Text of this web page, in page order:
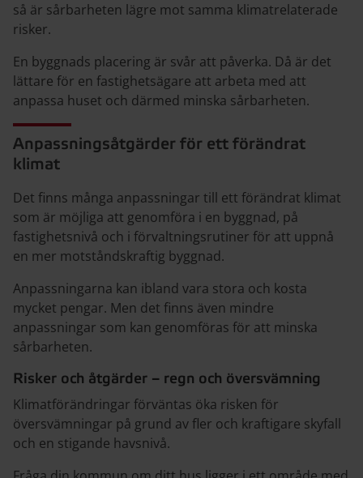
så är sårbarheten lägre mot samma klimatrelaterade
risker.
En byggnads placering är svår att påverka. Då är det
lättare för en fastighetsägare att arbeta med att
anpassa huset och därmed minska sårbarheten.
Anpassningsåtgärder för ett förändrat
klimat
Det finns många anpassningar till ett förändrat klimat
som är möjliga att genomföra i en byggnad, på
fastighetsnivå och i förvaltningsrutiner för att uppnå
en mer motståndskraftig byggnad.
Anpassningarna kan ibland vara stora och kosta
mycket pengar. Men det finns även mindre
anpassningar som kan genomföras för att minska
sårbarheten.
Risker och åtgärder – regn och översvämning
Klimatförändringar förväntas öka risken för
översvämningar på grund av fler och kraftigare skyfall
och en stigande havsnivå.